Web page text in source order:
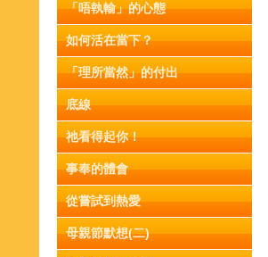
「唔執輸」的心態
如何活在當下？
「理所當然」的付出
底線
祂看得起你！
事奉的體會
從嘗試到熱愛
母親節默想(二)